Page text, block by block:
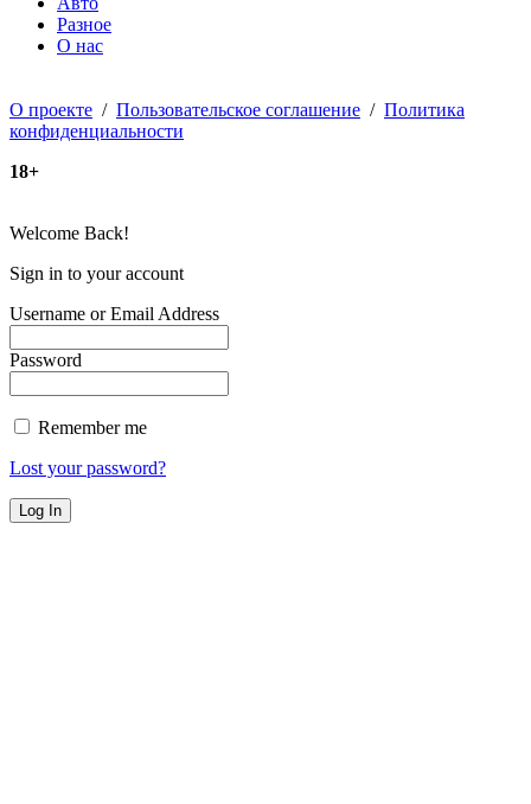
Разное
О нас
О проекте / Пользовательское соглашение / Политика
конфиденциальности
18+
Welcome Back!
Sign in to your account
Username or Email Address
Password
Remember me
Lost your password?